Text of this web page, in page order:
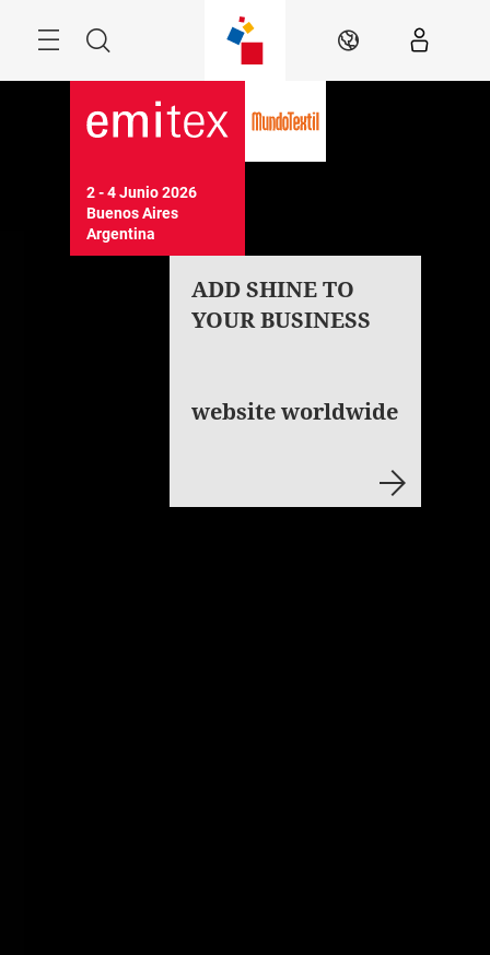
Buscar ES
ADD SHINE TO
YOUR BUSINESS
website worldwide
2 - 4 Junio 2026
Buenos Aires
Argentina